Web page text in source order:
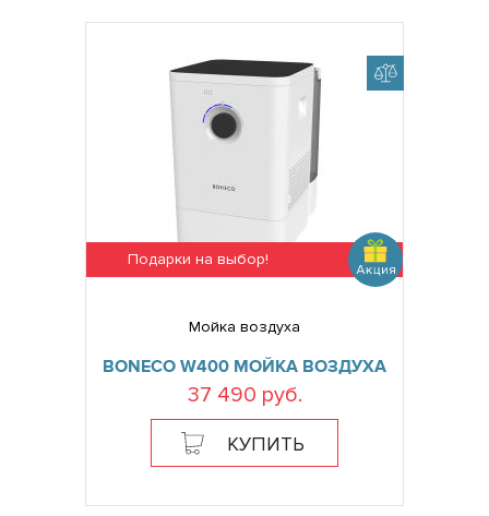
Подарки на выбор!
Мойка воздуха
BONECO W400 МОЙКА ВОЗДУХА
37 490 руб.
КУПИТЬ